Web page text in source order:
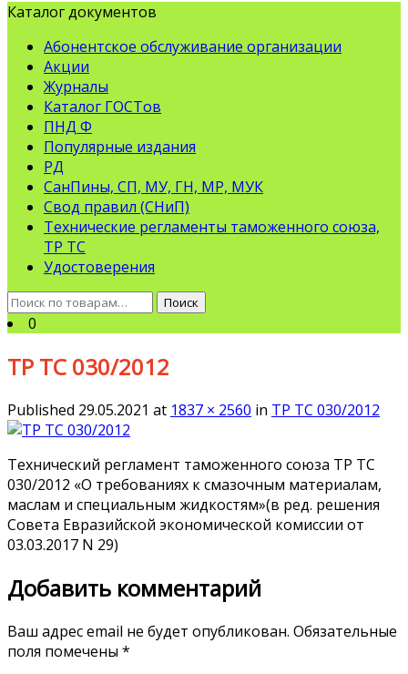
Каталог документов
Абонентское обслуживание организации
Акции
Журналы
Каталог ГОСТов
ПНД Ф
Популярные издания
РД
СанПины, СП, МУ, ГН, МР, МУК
Свод правил (СНиП)
Технические регламенты таможенного союза,
ТР ТС
Удостоверения
Искать:
Поиск
0
ТР ТС 030/2012
Published 29.05.2021 at 1837 × 2560 in ТР ТС 030/2012
Технический регламент таможенного союза ТР ТС
030/2012 «О требованиях к смазочным материалам,
маслам и специальным жидкостям»(в ред. решения
Совета Евразийской экономической комиссии от
03.03.2017 N 29)
Добавить комментарий
Ваш адрес email не будет опубликован. Обязательные
поля помечены *